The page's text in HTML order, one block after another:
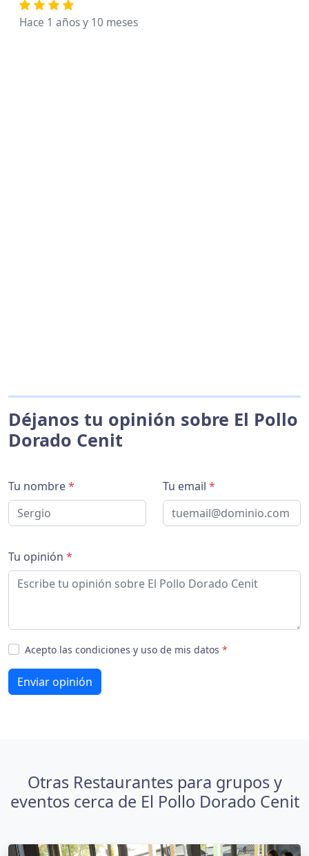
Hace 1 años y 10 meses
Déjanos tu opinión sobre El Pollo
Dorado Cenit
Tu nombre* Tu email *
Tu opinión *
Acepto las condiciones y uso de mis datos *
Enviar opinión
Otras Restaurantes para grupos y
eventos cerca de El Pollo Dorado Cenit